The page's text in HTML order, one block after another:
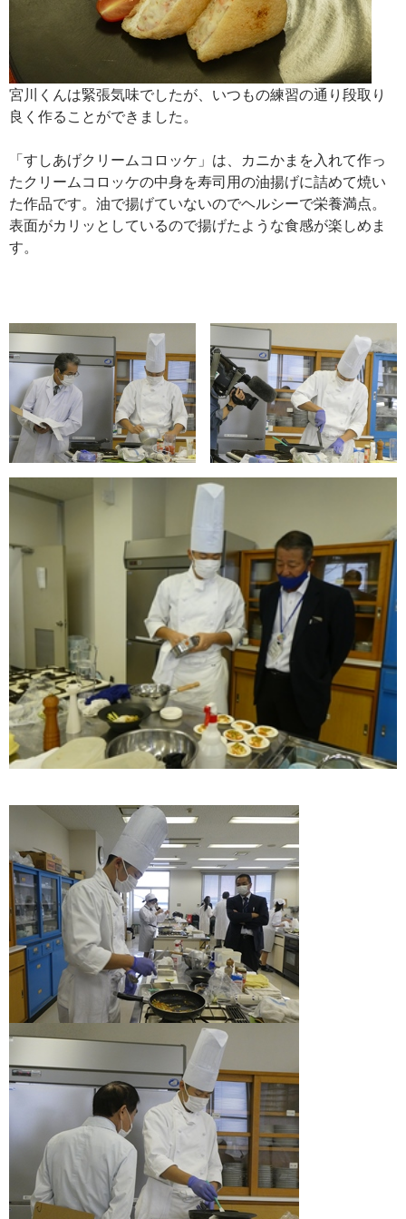
宮川くんは緊張気味でしたが、いつもの練習の通り段取り
良く作ることができました。
「すしあげクリームコロッケ」は、カニかまを入れて作っ
たクリームコロッケの中身を寿司用の油揚げに詰めて焼い
た作品です。油で揚げていないのでヘルシーで栄養満点。
表面がカリッとしているので揚げたような食感が楽しめま
す。